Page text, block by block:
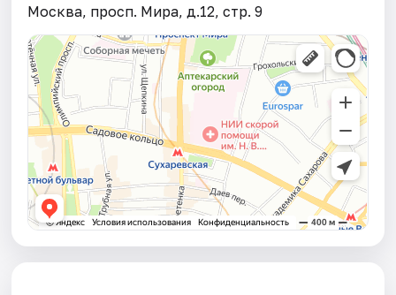
Москва, просп. Мира, д.12, стр. 9